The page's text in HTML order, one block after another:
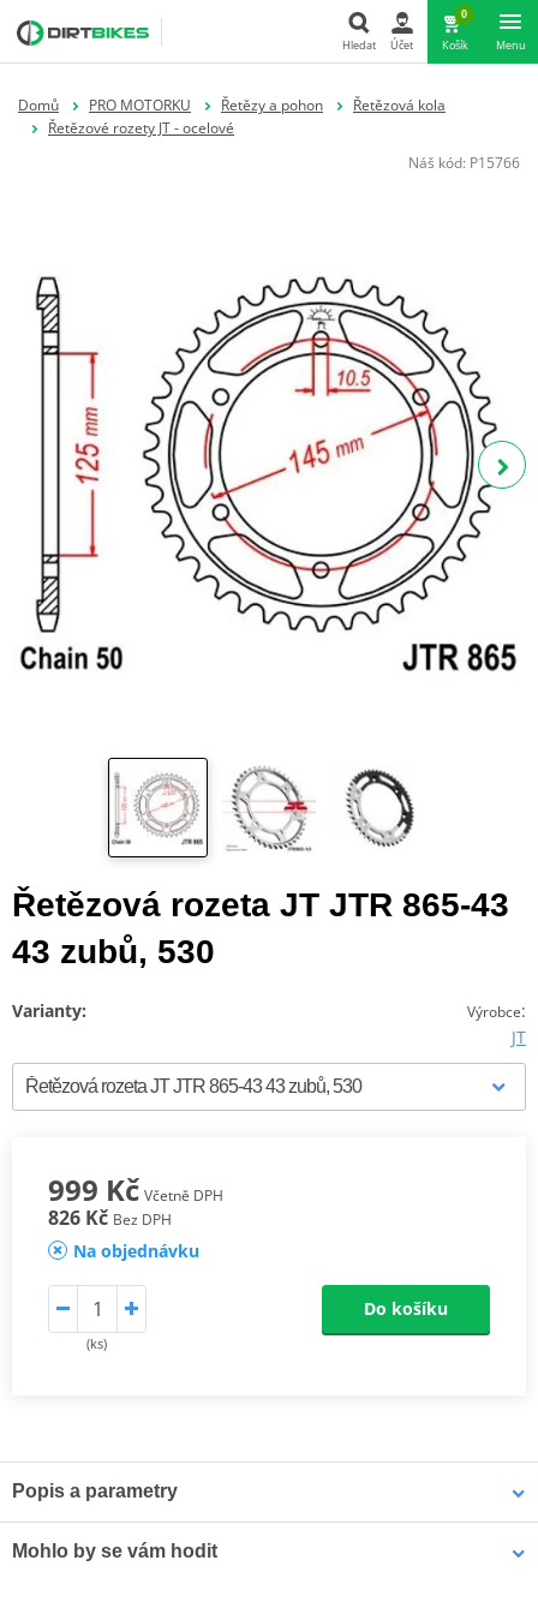
Hledat Účet
0
Košík Menu
Domů PRO MOTORKU Řetězy a pohon
Řetězová kola
Řetězové rozety JT - ocelové
Náš kód: P15766
Řetězová rozeta JT JTR 865-43
43 zubů, 530
Výrobce:
JT
Varianty:
999 Kč Včetně DPH
826 Kč Bez DPH
Na objednávku
(ks)
Do košíku
Popis a parametry
nejkvalitnější uhlíkové oceli C49. Sortiment JT Steel nyní zahrnuje
Mohlo by se vám hodit